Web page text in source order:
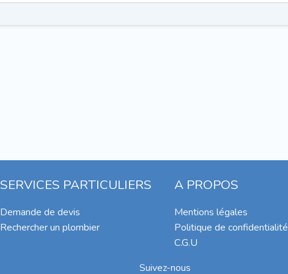
SERVICES PARTICULIERS
Demande de devis
Rechercher un plombier
A PROPOS
Mentions légales
Politique de confidentialité
C.G.U
Suivez-nous